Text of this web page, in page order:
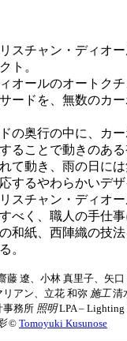
スチャン・ディオ
ト。
オールのオートク
ードを、無数のカ
の奥行の中に、カ
ることで動きのあ
て動き、雨の日に
するやわらかいデザ
スチャン・ディオ
べく、職人の手仕
和紙、西陣織の技
。
藤 遼、小林 真里子、矢
アン、立花 和弥 施工 清
事務所 照明 LPA – Lighting
©︎ Tomoyuki Kusunose